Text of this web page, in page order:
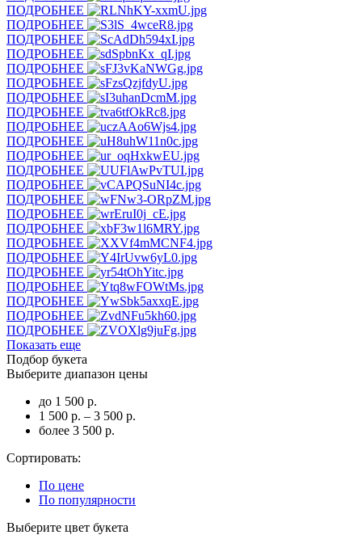
ПОДРОБНЕЕ
ПОДРОБНЕЕ
ПОДРОБНЕЕ
ПОДРОБНЕЕ
ПОДРОБНЕЕ
ПОДРОБНЕЕ
ПОДРОБНЕЕ
ПОДРОБНЕЕ
ПОДРОБНЕЕ
ПОДРОБНЕЕ
ПОДРОБНЕЕ
ПОДРОБНЕЕ
ПОДРОБНЕЕ
ПОДРОБНЕЕ
ПОДРОБНЕЕ
ПОДРОБНЕЕ
ПОДРОБНЕЕ
ПОДРОБНЕЕ
ПОДРОБНЕЕ
ПОДРОБНЕЕ
ПОДРОБНЕЕ
ПОДРОБНЕЕ
ПОДРОБНЕЕ
Показать еще
Подбор букета
Выберите диапазон цены
до 1 500 р.
1 500 р. – 3 500 р.
более 3 500 р.
Сортировать:
По цене
По популярности
Выберите цвет букета